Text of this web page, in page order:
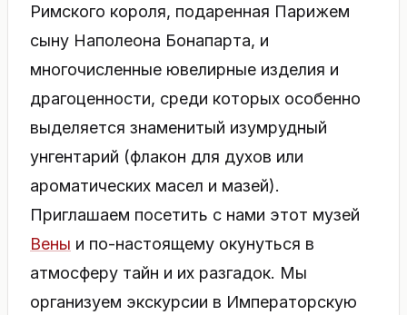
Римского короля, подаренная Парижем
сыну Наполеона Бонапарта, и
многочисленные ювелирные изделия и
драгоценности, среди которых особенно
выделяется знаменитый изумрудный
унгентарий (флакон для духов или
ароматических масел и мазей).
Приглашаем посетить с нами этот музей
Вены и по-настоящему окунуться в
атмосферу тайн и их разгадок. Мы
организуем экскурсии в Императорскую